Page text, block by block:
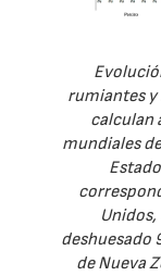
rumiantes y
calculan
mundiales
deshuesado
de Nueva